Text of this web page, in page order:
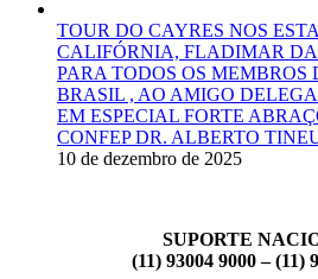
TOUR DO CAYRES NOS
CALIFÓRNIA, FLADIMAR
PARA TODOS OS MEMBROS
BRASIL , AO AMIGO
EM ESPECIAL FORTE
CONFEP DR. ALBERTO
10 de dezembro de 2025
SUPORTE
(11) 93004 9000 – (11)